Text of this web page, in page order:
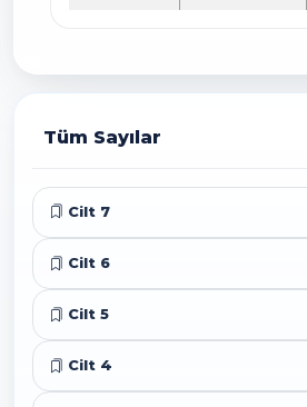
Tüm Sayılar
Cilt 7
Cilt 6
Cilt 5
Cilt 4